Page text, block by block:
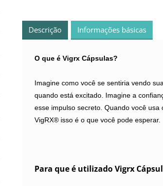
Descrição Informações básicas
O que é Vigrx Cápsulas?
Imagine como você se sentiria vendo
quando está excitado. Imagine a
esse impulso secreto. Quando você
VigRX® isso é o que você pode esperar.
Para que é utilizado Vigrx